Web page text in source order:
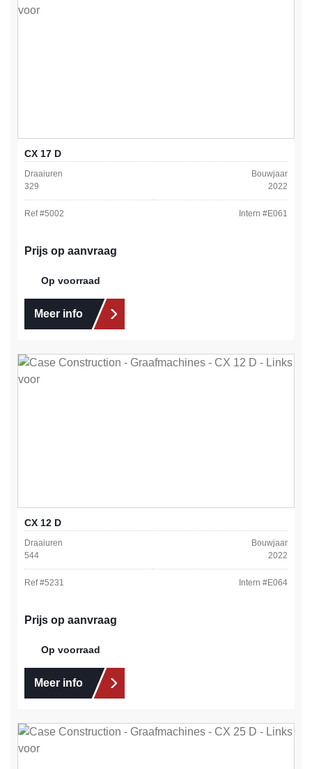
CX 17 D
Draaiuren
329
Bouwjaar
2022
Ref #5002 Intern #E061
Prijs op aanvraag
Op voorraad
Meer info
CX 12 D
Draaiuren
544
Bouwjaar
2022
Ref #5231 Intern #E064
Prijs op aanvraag
Op voorraad
Meer info